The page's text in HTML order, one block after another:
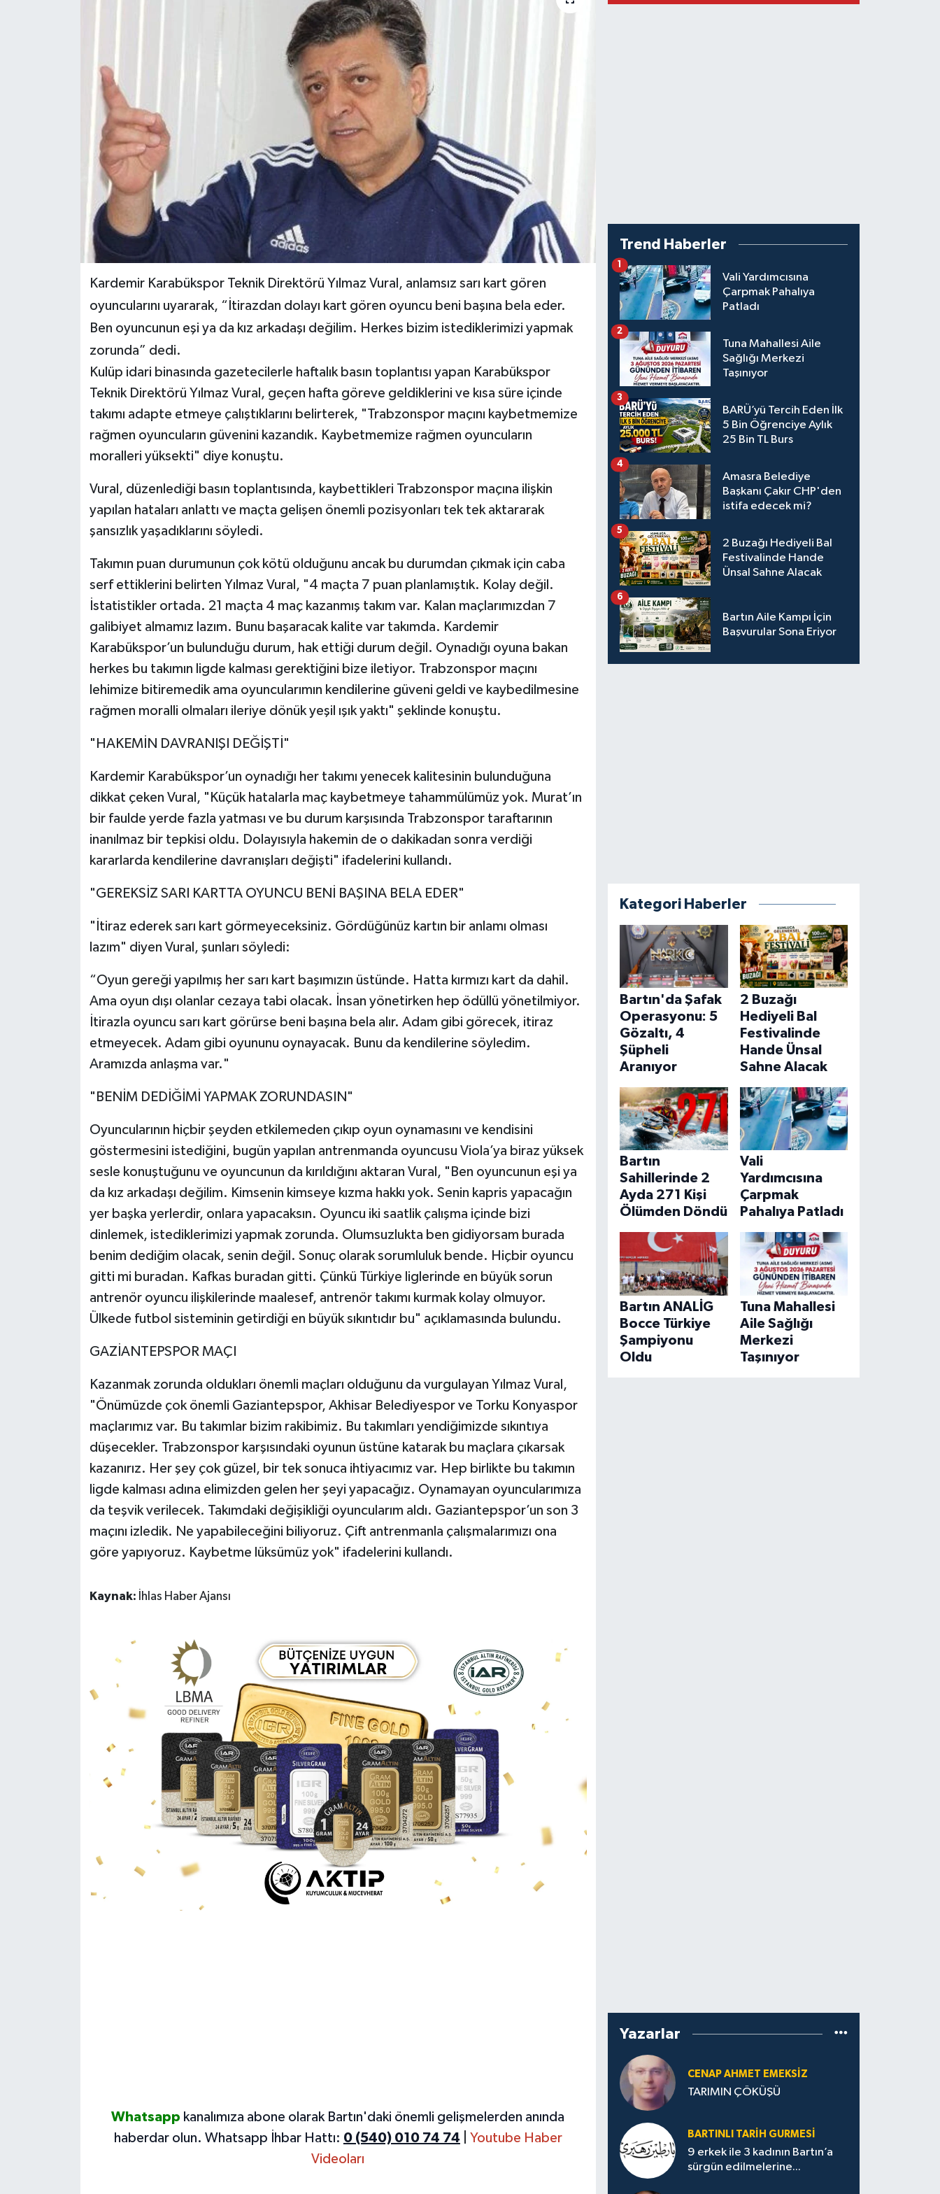
Kardemir Karabükspor Teknik Direktörü Yılmaz Vural, anlamsız sarı kart gören
oyuncularını uyararak, “İtirazdan dolayı kart gören oyuncu beni başına bela eder.
Ben oyuncunun eşi ya da kız arkadaşı değilim. Herkes bizim istediklerimizi yapmak
zorunda” dedi.
Kulüp idari binasında gazetecilerle haftalık basın toplantısı yapan Karabükspor
Teknik Direktörü Yılmaz Vural, geçen hafta göreve geldiklerini ve kısa süre içinde
takımı adapte etmeye çalıştıklarını belirterek, "Trabzonspor maçını kaybetmemize
rağmen oyuncuların güvenini kazandık. Kaybetmemize rağmen oyuncuların
moralleri yüksekti" diye konuştu.
Vural, düzenlediği basın toplantısında, kaybettikleri Trabzonspor maçına ilişkin
yapılan hataları anlattı ve maçta gelişen önemli pozisyonları tek tek aktararak
şansızlık yaşadıklarını söyledi.
Takımın puan durumunun çok kötü olduğunu ancak bu durumdan çıkmak için caba
serf ettiklerini belirten Yılmaz Vural, "4 maçta 7 puan planlamıştık. Kolay değil.
İstatistikler ortada. 21 maçta 4 maç kazanmış takım var. Kalan maçlarımızdan 7
galibiyet almamız lazım. Bunu başaracak kalite var takımda. Kardemir
Karabükspor’un bulunduğu durum, hak ettiği durum değil. Oynadığı oyuna bakan
herkes bu takımın ligde kalması gerektiğini bize iletiyor. Trabzonspor maçını
lehimize bitiremedik ama oyuncularımın kendilerine güveni geldi ve kaybedilmesine
rağmen moralli olmaları ileriye dönük yeşil ışık yaktı" şeklinde konuştu.
"HAKEMİN DAVRANIŞI DEĞİŞTİ"
Kardemir Karabükspor’un oynadığı her takımı yenecek kalitesinin bulunduğuna
dikkat çeken Vural, "Küçük hatalarla maç kaybetmeye tahammülümüz yok. Murat’ın
bir faulde yerde fazla yatması ve bu durum karşısında Trabzonspor taraftarının
inanılmaz bir tepkisi oldu. Dolayısıyla hakemin de o dakikadan sonra verdiği
kararlarda kendilerine davranışları değişti" ifadelerini kullandı.
"GEREKSİZ SARI KARTTA OYUNCU BENİ BAŞINA BELA EDER"
"İtiraz ederek sarı kart görmeyeceksiniz. Gördüğünüz kartın bir anlamı olması
lazım" diyen Vural, şunları söyledi:
“Oyun gereği yapılmış her sarı kart başımızın üstünde. Hatta kırmızı kart da dahil.
Ama oyun dışı olanlar cezaya tabi olacak. İnsan yönetirken hep ödüllü yönetilmiyor.
İtirazla oyuncu sarı kart görürse beni başına bela alır. Adam gibi görecek, itiraz
etmeyecek. Adam gibi oyununu oynayacak. Bunu da kendilerine söyledim.
Aramızda anlaşma var."
"BENİM DEDİĞİMİ YAPMAK ZORUNDASIN"
Oyuncularının hiçbir şeyden etkilemeden çıkıp oyun oynamasını ve kendisini
göstermesini istediğini, bugün yapılan antrenmanda oyuncusu Viola’ya biraz yüksek
sesle konuştuğunu ve oyuncunun da kırıldığını aktaran Vural, "Ben oyuncunun eşi ya
da kız arkadaşı değilim. Kimsenin kimseye kızma hakkı yok. Senin kapris yapacağın
yer başka yerlerdir, onlara yapacaksın. Oyuncu iki saatlik çalışma içinde bizi
dinlemek, istediklerimizi yapmak zorunda. Olumsuzlukta ben gidiyorsam burada
benim dediğim olacak, senin değil. Sonuç olarak sorumluluk bende. Hiçbir oyuncu
gitti mi buradan. Kafkas buradan gitti. Çünkü Türkiye liglerinde en büyük sorun
antrenör oyuncu ilişkilerinde maalesef, antrenör takımı kurmak kolay olmuyor.
Ülkede futbol sisteminin getirdiği en büyük sıkıntıdır bu" açıklamasında bulundu.
GAZİANTEPSPOR MAÇI
Kazanmak zorunda oldukları önemli maçları olduğunu da vurgulayan Yılmaz Vural,
"Önümüzde çok önemli Gaziantepspor, Akhisar Belediyespor ve Torku Konyaspor
maçlarımız var. Bu takımlar bizim rakibimiz. Bu takımları yendiğimizde sıkıntıya
düşecekler. Trabzonspor karşısındaki oyunun üstüne katarak bu maçlara çıkarsak
kazanırız. Her şey çok güzel, bir tek sonuca ihtiyacımız var. Hep birlikte bu takımın
ligde kalması adına elimizden gelen her şeyi yapacağız. Oynamayan oyuncularımıza
da teşvik verilecek. Takımdaki değişikliği oyuncularım aldı. Gaziantepspor’un son 3
maçını izledik. Ne yapabileceğini biliyoruz. Çift antrenmanla çalışmalarımızı ona
göre yapıyoruz. Kaybetme lüksümüz yok" ifadelerini kullandı.
Kaynak: İhlas Haber Ajansı
Whatsapp kanalımıza abone olarak Bartın'daki önemli gelişmelerden anında
haberdar olun. Whatsapp İhbar Hattı: 0 (540) 010 74 74
Youtube Haber
Videoları
Trend Haberler
Vali Yardımcısına
Çarpmak Pahalıya
Patladı
1
Tuna Mahallesi Aile
Sağlığı Merkezi
Taşınıyor
2
BARÜ’yü Tercih Eden İlk
5 Bin Öğrenciye Aylık
25 Bin TL Burs
3
Amasra Belediye
Başkanı Çakır CHP'den
istifa edecek mi?
4
2 Buzağı Hediyeli Bal
Festivalinde Hande
Ünsal Sahne Alacak
5
Bartın Aile Kampı İçin
Başvurular Sona Eriyor
6
Kategori Haberler
Bartın'da Şafak
Operasyonu: 5
Gözaltı, 4
Şüpheli
Aranıyor
2 Buzağı
Hediyeli Bal
Festivalinde
Hande Ünsal
Sahne Alacak
Bartın
Sahillerinde 2
Ayda 271 Kişi
Ölümden Döndü
Vali
Yardımcısına
Çarpmak
Pahalıya Patladı
Bartın ANALİG
Bocce Türkiye
Şampiyonu
Oldu
Tuna Mahallesi
Aile Sağlığı
Merkezi
Taşınıyor
Yazarlar
CENAP AHMET EMEKSİZ
TARIMIN ÇÖKÜŞÜ
BARTINLI TARIH GURMESI
9 erkek ile 3 kadının Bartın’a
sürgün edilmelerine...
Sivil Toplum
Yerel Yönetimler